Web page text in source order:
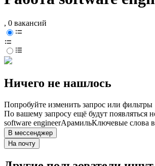
, 0 вакансий
Ничего не нашлось
Попробуйте изменить запрос или фильтры
По вашему запросу ещё будут появляться
software engineerАрамильКлючевые слова
В мессенджер
На почту